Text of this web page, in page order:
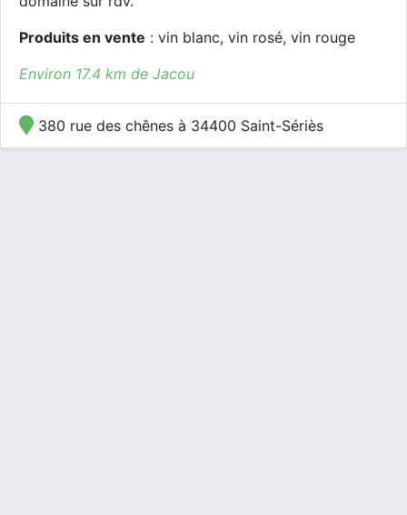
Produits en vente : vin blanc, vin rosé, vin rouge
Environ 17.4 km de Jacou
380 rue des chênes à 34400 Saint-Sériès